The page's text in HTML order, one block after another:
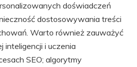
doświadczeń
dostosowywania treści
Warto również zauważyć
inteligencji i uczenia
SEO; algorytmy